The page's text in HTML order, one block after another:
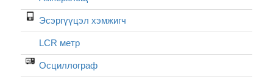
Эсэргүүцэл хэмжигч
LCR метр
Осциллограф